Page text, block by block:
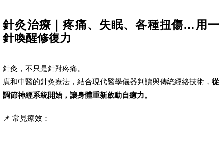
針灸治療｜疼痛、失眠、各種扭傷…用一
針喚醒修復力
針灸，不只是針對疼痛。
廣和中醫的針灸療法，結合現代醫學儀器判讀與傳統經絡技術， 從
調節神經系統開始，讓身體重新啟動自癒力。
📌 常見療效：